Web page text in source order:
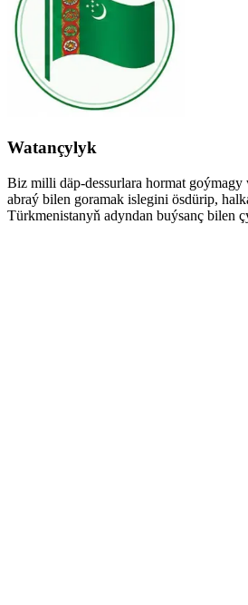
Watançylyk
Biz milli däp-dessurlara hormat
abraý bilen goramak islegini ösdürip,
Türkmenistanyň adyndan buýsanç bilen